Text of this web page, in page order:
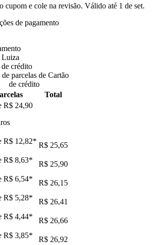
cupom e cole na revisão. Válido até 1 de set.
de pagamento
Luiza
crédito
de parcelas de Cartão
de crédito
Total
R$ 24,90
R$ 12,82* R$ 25,65
R$ 8,63*
R$ 25,90
R$ 6,54*
R$ 26,15
R$ 5,28*
R$ 26,41
R$ 4,44*
R$ 26,66
R$ 3,85*
R$ 26,92